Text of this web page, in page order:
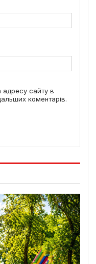
адресу сайту в
коментарів.